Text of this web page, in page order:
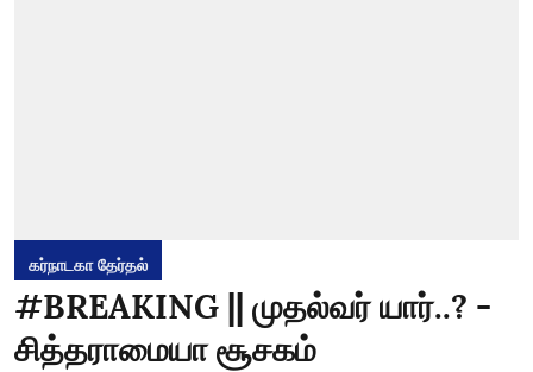
கர்நாடகா தேர்தல்
#BREAKING || முதல்வர் யார்..? -
சித்தராமையா சூசகம்